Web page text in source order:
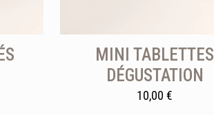
MINI TABLETTES
DÉGUSTATION
10,00€